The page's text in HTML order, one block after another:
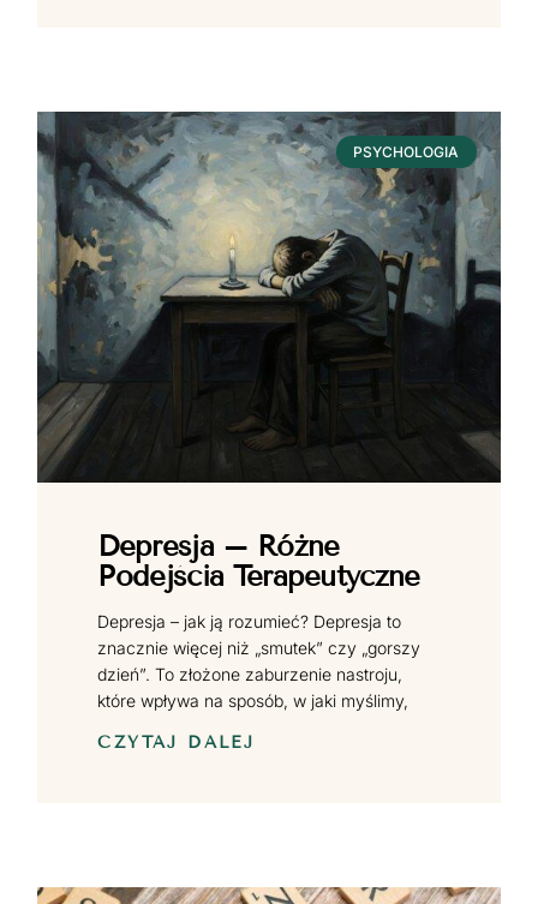
PSYCHOLOGIA
Depresja – Różne
Podejścia Terapeutyczne
Depresja – jak ją rozumieć? Depresja to
znacznie więcej niż „smutek” czy „gorszy
dzień”. To złożone zaburzenie nastroju,
które wpływa na sposób, w jaki myślimy,
CZYTAJ DALEJ